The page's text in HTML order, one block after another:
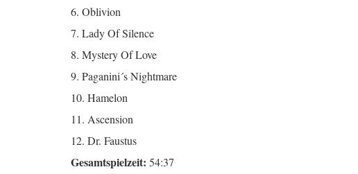
6. Oblivion
7. Lady Of Silence
8. Mystery Of Love
9. Paganini´s Nightmare
10. Hamelon
11. Ascension
12. Dr. Faustus
Gesamtspielzeit: 54:37